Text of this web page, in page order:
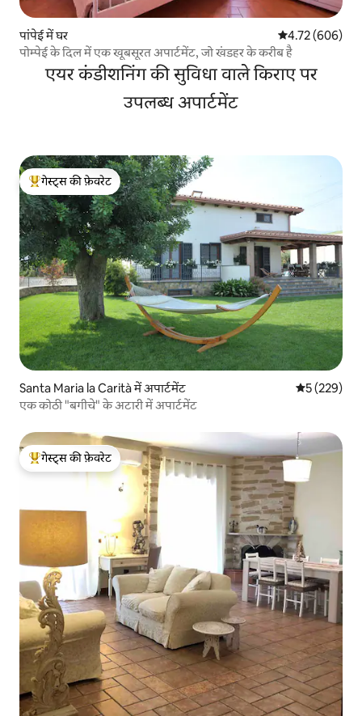
पांपेई में घर औसत रेटिंग 5 में से
4.72 (606)
पोम्पेई के दिल में एक खूबसूरत अपार्टमेंट, जो खंडहर के करीब है
एयर कंडीशनिंग की सुविधा वाले किराए पर
उपलब्ध अपार्टमेंट
गेस्ट्स का टॉप फ़ेवरेट
गेस्ट्स की फ़ेवरेट
Santa Maria la Carità में अपार्टमेंट औसत रेटिंग 5
5 (229)
एक कोठी "बगीचे" के अटारी में अपार्टमेंट
गेस्ट्स का टॉप फ़ेवरेट
गेस्ट्स की फ़ेवरेट